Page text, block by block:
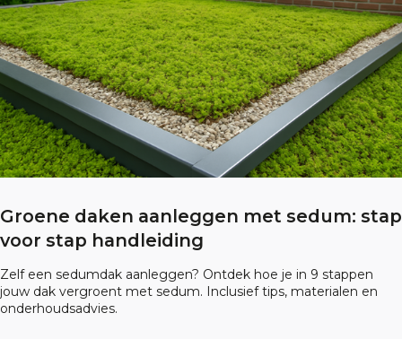
Groene daken aanleggen met sedum: stap
voor stap handleiding
Zelf een sedumdak aanleggen? Ontdek hoe je in 9 stappen
jouw dak vergroent met sedum. Inclusief tips, materialen en
onderhoudsadvies.